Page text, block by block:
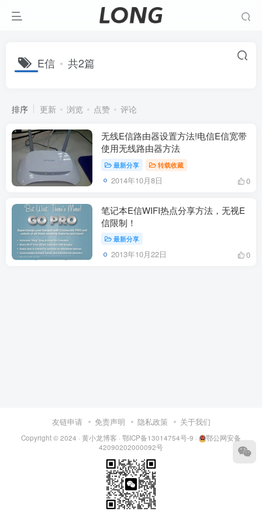
E信 共2篇
排序 更新 浏览 点赞 评论
无线E信路由器设置方法!电信E信宽带
使用无线路由器方法
最新分享 转载收藏
2014年10月8日 0
笔记本E信WIFI热点分享方法，无视E
信限制！
最新分享
2013年10月22日 0
友链申请 免责声明 隐私政策 关于我们
Copyright © 2024 ·黄小龙博客 ·鄂ICP备13014754号-9 ·
鄂公网安备
42090202000092号